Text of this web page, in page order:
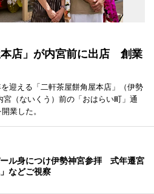
店」が内宮前に出店 創業
迎える「二軒茶屋餅角屋本店」（伊勢
（ないくう）前の「おはらい町」通
業した。
ル身につけ伊勢神宮参拝 式年遷宮
などご視察